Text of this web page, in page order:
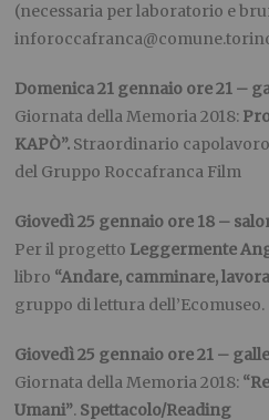
(necessaria per laboratorio e
Domenica 21 gennaio ore 21 –
Giornata della Memoria 2018:
KAPÒ”. Straordinario
del Gruppo Roccafranca Film
Giovedì 25 gennaio ore 18 –
Per il progetto Leggermente
libro “Andare, camminare,
gruppo di lettura dell’Ecomuseo.
Giovedì 25 gennaio ore 21 –
Giornata della Memoria 2018:
Umani”. Spettacolo/Reading